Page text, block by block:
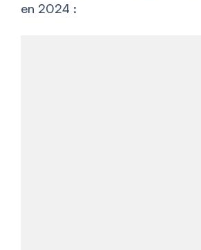
en 2024 :